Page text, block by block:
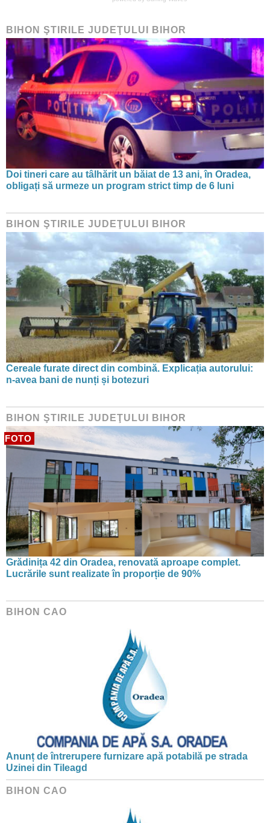
BIHON ŞTIRILE JUDEŢULUI BIHOR
Doi tineri care au tâlhărit un băiat de 13 ani, în Oradea,
obligați să urmeze un program strict timp de 6 luni
BIHON ŞTIRILE JUDEŢULUI BIHOR
Cereale furate direct din combină. Explicația autorului:
n-avea bani de nunți și botezuri
BIHON ŞTIRILE JUDEŢULUI BIHOR
FOTO
Grădinița 42 din Oradea, renovată aproape complet.
Lucrările sunt realizate în proporție de 90%
BIHON CAO
Anunț de întrerupere furnizare apă potabilă pe strada
Uzinei din Tileagd
BIHON CAO